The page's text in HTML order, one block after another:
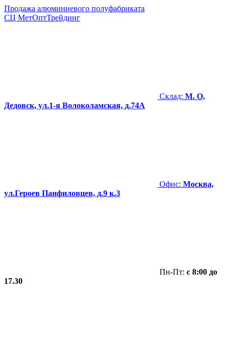
Продажа алюминиевого полуфабриката
СЦ МетОптТрейдинг
Склад: М. О,
Дедовск, ул.1-я Волоколамская, д.74А
Офис: Москва,
ул.Героев Панфиловцев, д.9 к.3
Пн-Пт: с 8:00 до
17.30